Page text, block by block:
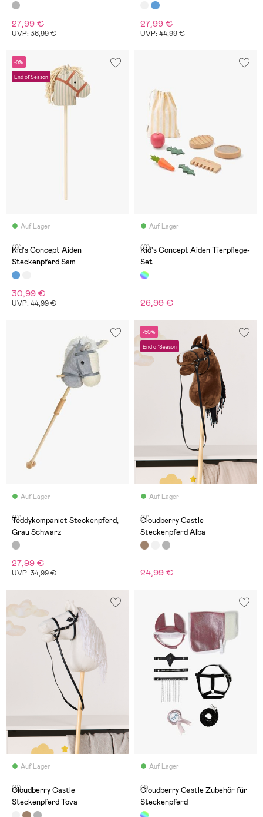
27,99 €
UVP: 36,99 €
27,99 €
UVP: 44,99 €
-9%
End of Season
Auf Lager
(0)
Kid's Concept Aiden
Steckenpferd Sam
30,99 €
UVP: 44,99 €
Auf Lager
(0)
Kid's Concept Aiden Tierpflege-
Set
26,99 €
Auf Lager
(0)
Teddykompaniet Steckenpferd,
Grau Schwarz
27,99 €
UVP: 34,99 €
-50%
End of Season
Auf Lager
(2)
Cloudberry Castle
Steckenpferd Alba
24,99 €
Auf Lager
(2)
Cloudberry Castle
Steckenpferd Tova
Auf Lager
(1)
Cloudberry Castle Zubehör für
Steckenpferd